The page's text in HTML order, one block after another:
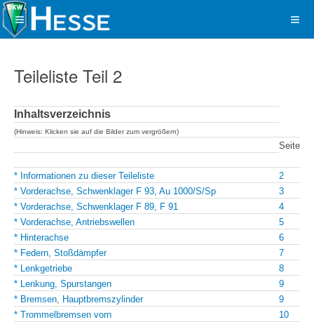
Teileliste Teil 2
Inhaltsverzeichnis
(Hinweis: Klicken sie auf die Bilder zum vergrößern)
Seite
* Informationen zu dieser Teileliste
2
* Vorderachse, Schwenklager F 93, Au 1000/S/Sp
3
* Vorderachse, Schwenklager F 89, F 91
4
* Vorderachse, Antriebswellen
5
* Hinterachse
6
* Federn, Stoßdämpfer
7
* Lenkgetriebe
8
* Lenkung, Spurstangen
9
* Bremsen, Hauptbremszylinder
9
* Trommelbremsen vorn
10